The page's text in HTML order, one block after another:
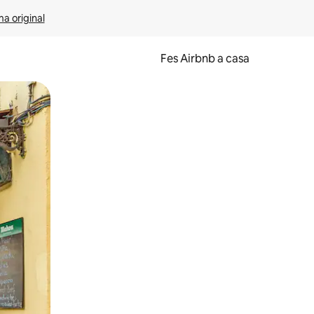
original
Fes Airbnb a casa
a la pantalla o fent-hi lliscar el dit.